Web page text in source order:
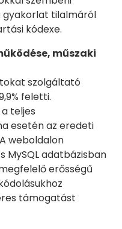
gyakorlat tilalmáról
kódexe.
műszaki
szolgáltató
feletti.
teljes
esetén az eredeti
weboldalon
MySQL adatbázisban
erősségű
támogatást